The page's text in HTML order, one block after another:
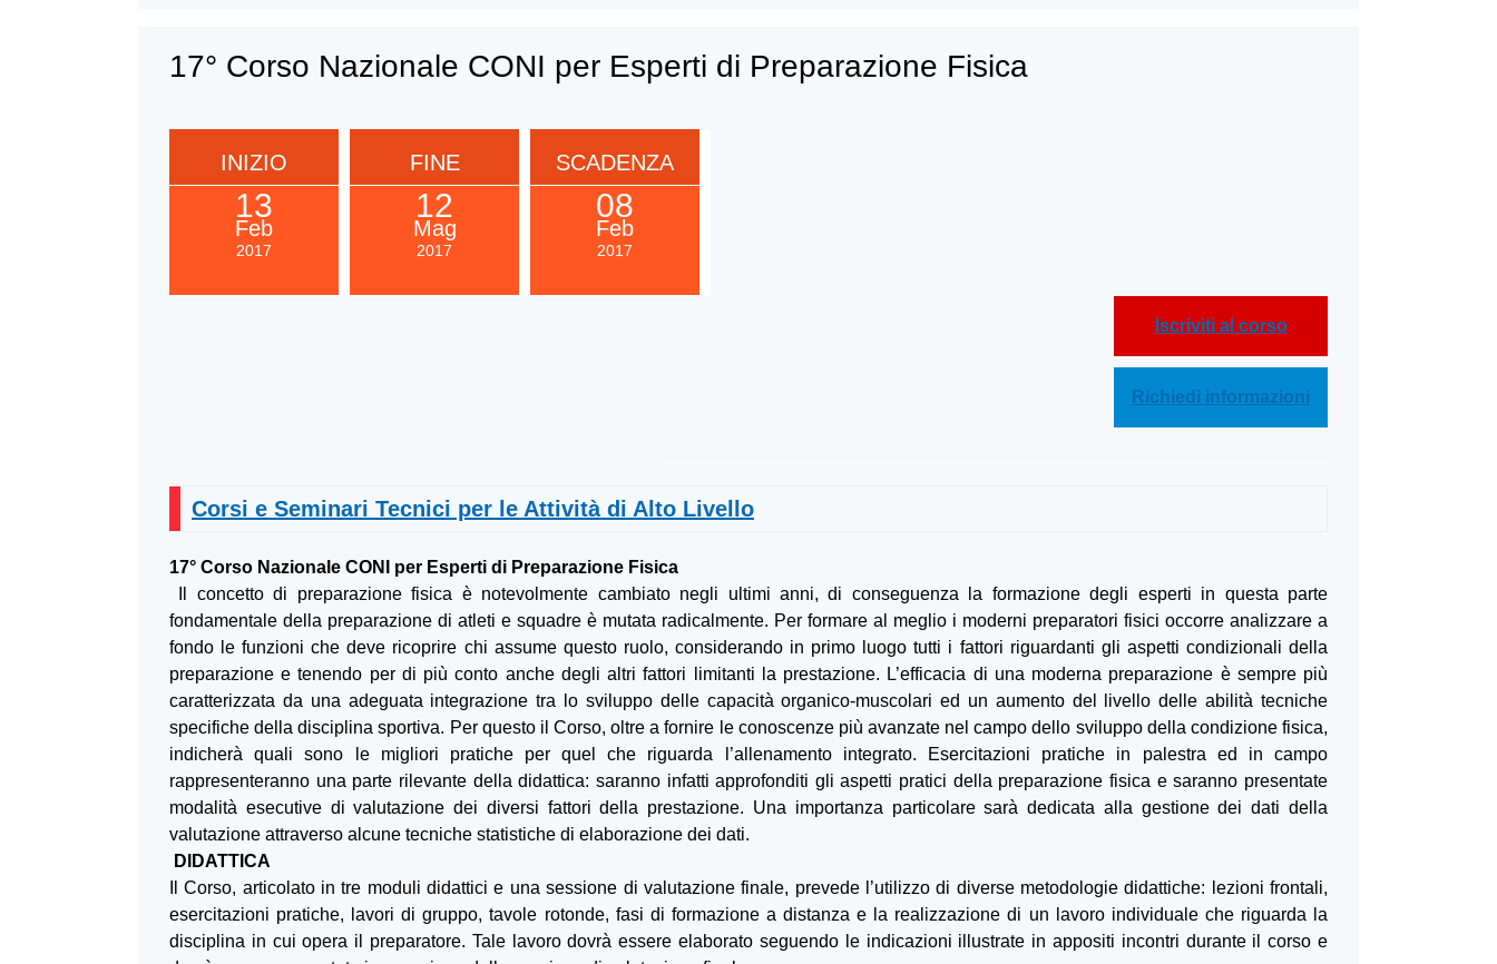
17° Corso Nazionale CONI per Esperti di Preparazione Fisica
INIZIO
13
Feb
2017
FINE
12
Mag
2017
SCADENZA
08
Feb
2017
Iscriviti al corso
Richiedi informazioni
Corsi e Seminari Tecnici per le Attività di Alto Livello
17° Corso Nazionale CONI per Esperti di Preparazione Fisica
Il concetto di preparazione fisica è notevolmente cambiato negli ultimi anni, di conseguenza la formazione degli esperti in questa parte
fondamentale della preparazione di atleti e squadre è mutata radicalmente. Per formare al meglio i moderni preparatori fisici occorre analizzare a
fondo le funzioni che deve ricoprire chi assume questo ruolo, considerando in primo luogo tutti i fattori riguardanti gli aspetti condizionali della
preparazione e tenendo per di più conto anche degli altri fattori limitanti la prestazione. L’efficacia di una moderna preparazione è sempre più
caratterizzata da una adeguata integrazione tra lo sviluppo delle capacità organico-muscolari ed un aumento del livello delle abilità tecniche
specifiche della disciplina sportiva. Per questo il Corso, oltre a fornire le conoscenze più avanzate nel campo dello sviluppo della condizione fisica,
indicherà quali sono le migliori pratiche per quel che riguarda l’allenamento integrato. Esercitazioni pratiche in palestra ed in campo
rappresenteranno una parte rilevante della didattica: saranno infatti approfonditi gli aspetti pratici della preparazione fisica e saranno presentate
modalità esecutive di valutazione dei diversi fattori della prestazione. Una importanza particolare sarà dedicata alla gestione dei dati della
valutazione attraverso alcune tecniche statistiche di elaborazione dei dati.
DIDATTICA
Il Corso, articolato in tre moduli didattici e una sessione di valutazione finale, prevede l’utilizzo di diverse metodologie didattiche: lezioni frontali,
esercitazioni pratiche, lavori di gruppo, tavole rotonde, fasi di formazione a distanza e la realizzazione di un lavoro individuale che riguarda la
disciplina in cui opera il preparatore. Tale lavoro dovrà essere elaborato seguendo le indicazioni illustrate in appositi incontri durante il corso e